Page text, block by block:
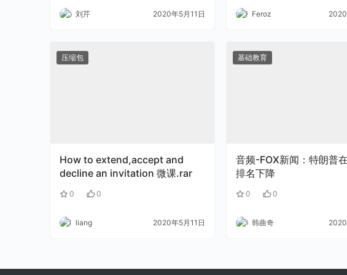
刘芹 2020年5月11日 Feroz
压缩包
How to extend,accept and
decline an invitation 微课.rar
0 0
liang 2020年5月11日
基础教育
音频-FOX新闻：特朗普
排名下降
0 0
韩曲奇